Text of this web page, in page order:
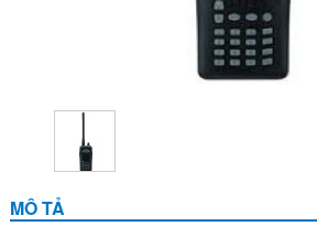
MÔ TẢ